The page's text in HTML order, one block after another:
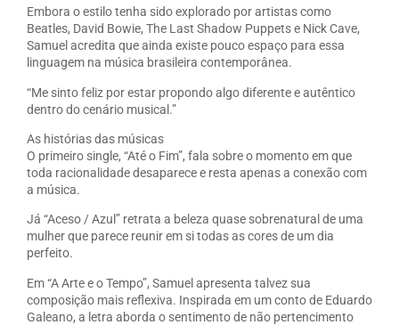
Embora o estilo tenha sido explorado por artistas como
Beatles, David Bowie, The Last Shadow Puppets e Nick Cave,
Samuel acredita que ainda existe pouco espaço para essa
linguagem na música brasileira contemporânea.
“Me sinto feliz por estar propondo algo diferente e autêntico
dentro do cenário musical.”
As histórias das músicas
O primeiro single, “Até o Fim”, fala sobre o momento em que
toda racionalidade desaparece e resta apenas a conexão com
a música.
Já “Aceso / Azul” retrata a beleza quase sobrenatural de uma
mulher que parece reunir em si todas as cores de um dia
perfeito.
Em “A Arte e o Tempo”, Samuel apresenta talvez sua
composição mais reflexiva. Inspirada em um conto de Eduardo
Galeano, a letra aborda o sentimento de não pertencimento